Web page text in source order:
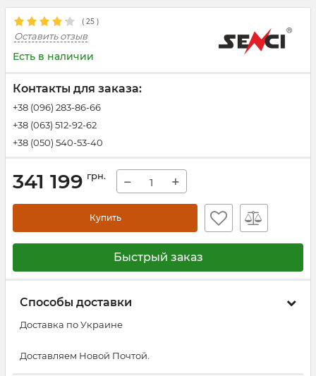
( 25 )
Оставить отзыв
Есть в наличии
Контакты для заказа:
+38 (096) 283-86-66
+38 (063) 512-92-62
+38 (050) 540-53-40
341 199 грн. − +
Купить
Быстрый заказ
Способы доставки
Доставка по Украине
Доставляем Новой Почтой.